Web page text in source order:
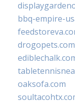
bbq-empire-
drogopets.com
oaksofa.com